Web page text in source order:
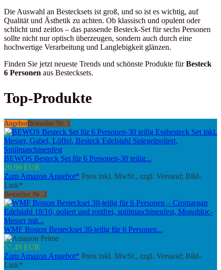
Die Auswahl an Bestecksets ist groß, und so ist es wichtig, auf
Qualität und Ästhetik zu achten. Ob klassisch und opulent oder
schlicht und zeitlos – das passende Besteck-Set für sechs Personen
sollte nicht nur optisch überzeugen, sondern auch durch eine
hochwertige Verarbeitung und Langlebigkeit glänzen.
Finden Sie jetzt neueste Trends und schönste Produkte fürBesteck
6 Personen aus Bestecksets.
Top-Produkte
Angebot Bestseller Nr. 1
BEWOS Besteck Set für 6 Personen-30 teilig...
20,99 EUR
Zum Amazon Angebot* Preis inkl. MwSt., zzgl. Versand; Bild-
Link*
Bestseller Nr. 2
WMF Boston Besteckset 30-teilig für 6 Personen...
57,49 EUR
Zum Amazon Angebot* Preis inkl. MwSt., zzgl. Versand; Bild-
Link*